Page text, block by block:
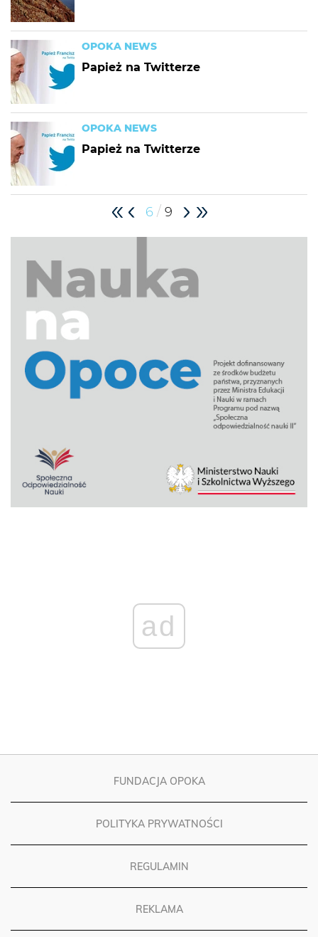
OPOKA NEWS
Papież na Twitterze
OPOKA NEWS
Papież na Twitterze
6 / 9
ad
FUNDACJA OPOKA
POLITYKA PRYWATNOŚCI
REGULAMIN
REKLAMA